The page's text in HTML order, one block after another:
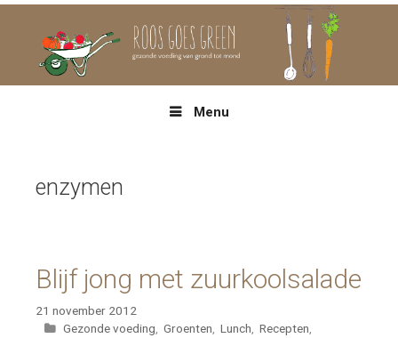
Menu
enzymen
Blijf jong met zuurkoolsalade
21 november 2012
Categorieën
Gezonde voeding, Groenten, Lunch, Recepten,